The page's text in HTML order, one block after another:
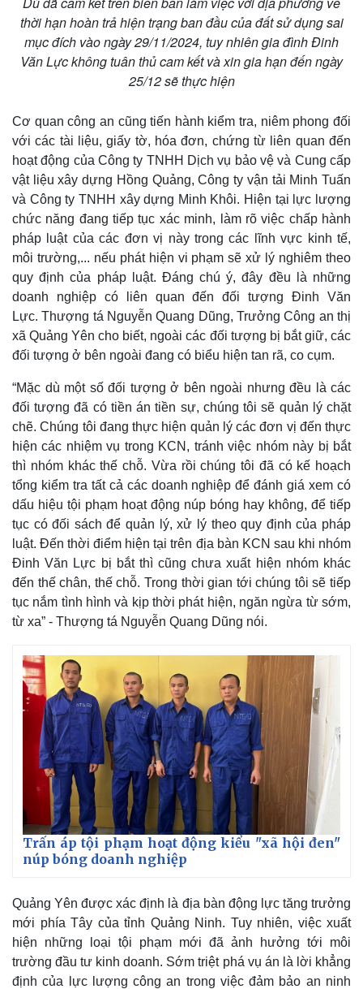
Pháp luật
Vụ án
Tin nóng
Tư vấn luật
Quân sự - Quốc phòng
Vũ khí
Việt Nam
Phân tích
thời hạn hoàn trả hiện trạng ban đầu của đất sử dụng sai
mục đích vào ngày 29/11/2024, tuy nhiên gia đình Đinh
Văn Lực không tuân thủ cam kết và xin gia hạn đến ngày
25/12 sẽ thực hiện
Cơ quan công an cũng tiến hành kiểm tra, niêm phong đối
với các tài liệu, giấy tờ, hóa đơn, chứng từ liên quan đến
hoạt động của Công ty TNHH Dịch vụ bảo vệ và Cung cấp
vật liệu xây dựng Hồng Quảng, Công ty vận tải Minh Tuấn
và Công ty TNHH xây dựng Minh Khôi. Hiện tại lực lượng
chức năng đang tiếp tục xác minh, làm rõ việc chấp hành
pháp luật của các đơn vị này trong các lĩnh vực kinh tế,
môi trường,... nếu phát hiện vi phạm sẽ xử lý nghiêm theo
quy định của pháp luật. Đáng chú ý, đây đều là những
doanh nghiệp có liên quan đến đối tượng Đinh Văn
Lực. Thượng tá Nguyễn Quang Dũng, Trưởng Công an thị
xã Quảng Yên cho biết, ngoài các đối tượng bị bắt giữ, các
đối tượng ở bên ngoài đang có biểu hiện tan rã, co cụm.
“Mặc dù một số đối tượng ở bên ngoài nhưng đều là các
đối tượng đã có tiền án tiền sự, chúng tôi sẽ quản lý chặt
chẽ. Chúng tôi đang thực hiện quản lý các đơn vị đến thực
hiện các nhiệm vụ trong KCN, tránh việc nhóm này bị bắt
thì nhóm khác thế chỗ. Vừa rồi chúng tôi đã có kế hoạch
tổng kiểm tra tất cả các doanh nghiệp để đánh giá xem có
dấu hiệu tội phạm hoạt động núp bóng hay không, để tiếp
tục có đối sách để quản lý, xử lý theo quy định của pháp
luật. Đến thời điểm hiện tại trên địa bàn KCN sau khi nhóm
Đinh Văn Lực bị bắt thì cũng chưa xuất hiện nhóm khác
đến thế chân, thế chỗ. Trong thời gian tới chúng tôi sẽ tiếp
tục nắm tình hình và kịp thời phát hiện, ngăn ngừa từ sớm,
từ xa” - Thượng tá Nguyễn Quang Dũng nói.
Trấn áp tội phạm hoạt động kiểu "xã hội đen"
núp bóng doanh nghiệp
Quảng Yên được xác định là địa bàn động lực tăng trưởng
mới phía Tây của tỉnh Quảng Ninh. Tuy nhiên, việc xuất
hiện những loại tội phạm mới đã ảnh hưởng tới môi
trường đầu tư kinh doanh. Sớm triệt phá vụ án là lời khẳng
định của lực lượng công an trong việc đảm bảo an ninh